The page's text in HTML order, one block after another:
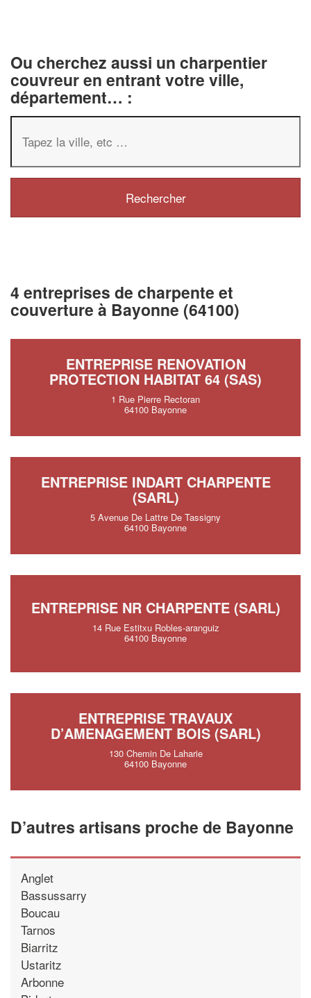
Ou cherchez aussi un charpentier
couvreur en entrant votre ville,
département… :
4 entreprises de charpente et
couverture à Bayonne (64100)
ENTREPRISE RENOVATION
PROTECTION HABITAT 64 (SAS)
1 Rue Pierre Rectoran
64100 Bayonne
ENTREPRISE INDART CHARPENTE
(SARL)
5 Avenue De Lattre De Tassigny
64100 Bayonne
ENTREPRISE NR CHARPENTE (SARL)
14 Rue Estitxu Robles-aranguiz
64100 Bayonne
ENTREPRISE TRAVAUX
D’AMENAGEMENT BOIS (SARL)
130 Chemin De Laharie
64100 Bayonne
D’autres artisans proche de Bayonne
Anglet
Bassussarry
Boucau
Tarnos
Biarritz
Ustaritz
Arbonne